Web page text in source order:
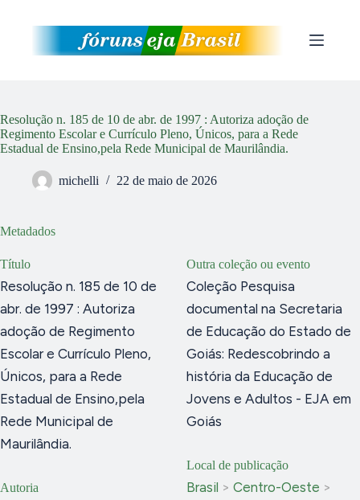
Resolução n. 185 de 10 de abr. de 1997 : Autoriza adoção de
Regimento Escolar e Currículo Pleno, Únicos, para a Rede
Estadual de Ensino,pela Rede Municipal de Maurilândia.
michelli 22 de maio de 2026
Metadados
Título
Resolução n. 185 de 10 de
abr. de 1997 : Autoriza
adoção de Regimento
Escolar e Currículo Pleno,
Únicos, para a Rede
Estadual de Ensino,pela
Rede Municipal de
Maurilândia.
Autoria
Outra coleção ou evento
Coleção Pesquisa
documental na Secretaria
de Educação do Estado de
Goiás: Redescobrindo a
história da Educação de
Jovens e Adultos - EJA em
Goiás
Local de publicação
Brasil > Centro-Oeste >